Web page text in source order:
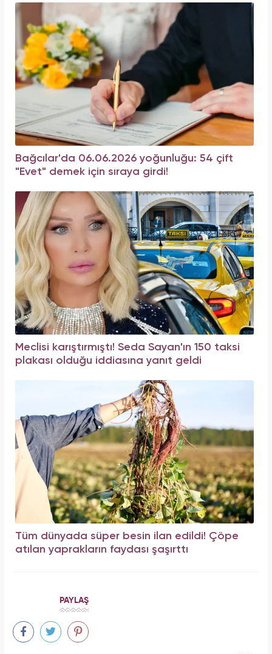
Bağcılar'da 06.06.2026 yoğunluğu: 54 çift
"Evet" demek için sıraya girdi!
Meclisi karıştırmıştı! Seda Sayan'ın 150 taksi
plakası olduğu iddiasına yanıt geldi
Tüm dünyada süper besin ilan edildi! Çöpe
atılan yaprakların faydası şaşırttı
PAYLAŞ